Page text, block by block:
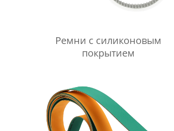
Ремни с силиконовым
покрытием